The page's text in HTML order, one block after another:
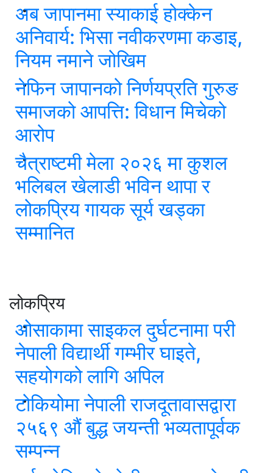
अब जापानमा स्याकाई होक्केन
अनिवार्य: भिसा नवीकरणमा कडाइ,
नियम नमाने जोखिम
नेफिन जापानको निर्णयप्रति गुरुङ
समाजको आपत्ति: विधान मिचेको
आरोप
चैत्राष्टमी मेला २०२६ मा कुशल
भलिबल खेलाडी भविन थापा र
लोकप्रिय गायक सूर्य खड्का
सम्मानित
लोकप्रिय
ओसाकामा साइकल दुर्घटनामा परी
नेपाली विद्यार्थी गम्भीर घाइते,
सहयोगको लागि अपिल
टोकियोमा नेपाली राजदूतावासद्वारा
२५६९ औं बुद्ध जयन्ती भव्यतापूर्वक
सम्पन्न